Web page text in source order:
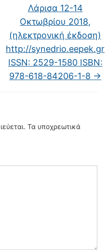
Λάρισα 12-14
Οκτωβρίου 2018,
(ηλεκτρονική έκδοση)
http://synedrio.eepek.gr
ISSN: 2529-1580 ISBN:
978-618-84206-1-8 →
Τα υποχρεωτικά